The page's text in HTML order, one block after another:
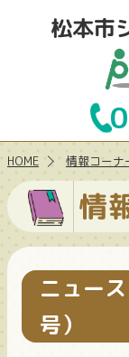
松本市
HOME 情報コーナ
情
ニュー
号）